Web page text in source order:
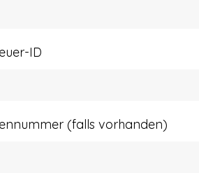
ID
(falls vorhanden)